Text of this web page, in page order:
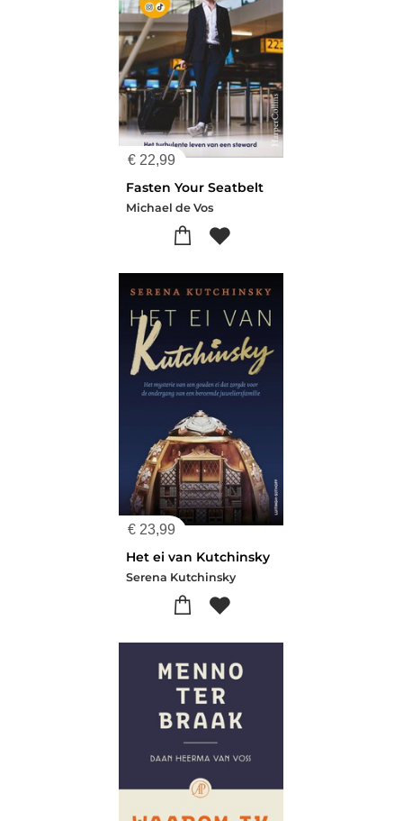
€ 22,99
Fasten Your Seatbelt
Michael de Vos
€ 23,99
Het ei van Kutchinsky
Serena Kutchinsky